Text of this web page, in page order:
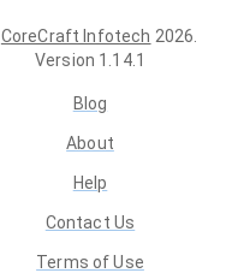
CoreCraft Infotech 2026.
Version 1.14.1
Blog
About
Help
Contact Us
Terms of Use